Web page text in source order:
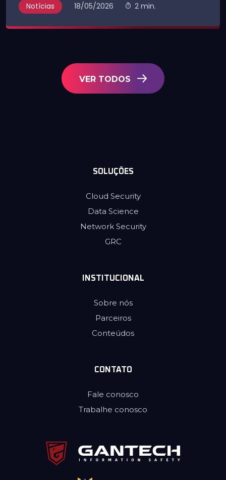
Notícias 18/05/2026 2 min.
VER TODOS
SOLUÇÕES
Cloud Security
Data Science
Network Security
GRC
INSTITUCIONAL
Sobre nós
Parceiros
Conteúdos
CONTATO
Fale conosco
Trabalhe conosco